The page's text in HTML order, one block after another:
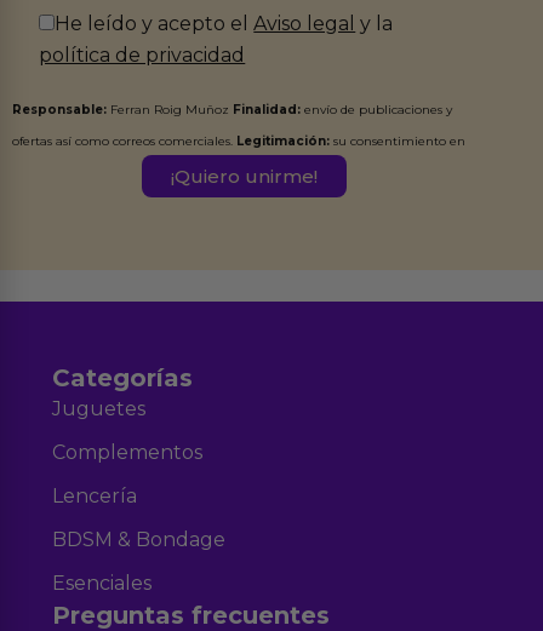
He leído y acepto elAviso legal y la
política de privacidad
Responsable: Ferran Roig Muñoz Finalidad: envío de publicaciones y
ofertas así como correos comerciales. Legitimación: su consentimiento en
Destinatarios:Ferran Roig Muñoz. Podrás ejercer tus
Categorías
Juguetes
Complementos
Lencería
BDSM & Bondage
Esenciales
Preguntas frecuentes